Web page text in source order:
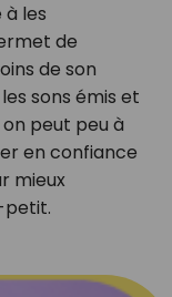
les
de
de son
sons émis et
peut peu à
en confiance
mieux
petit.